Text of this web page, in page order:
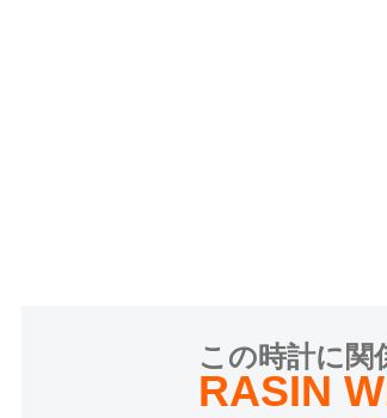
この時計に関
RASIN